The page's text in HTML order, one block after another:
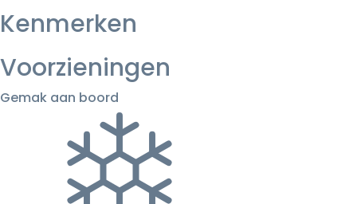
Kenmerken
Voorzieningen
Gemak aan boord